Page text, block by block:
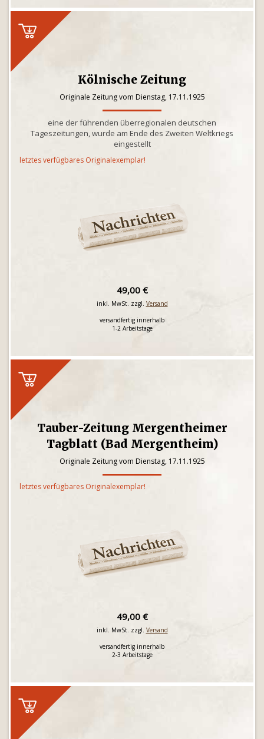
Kölnische Zeitung
Originale Zeitung vom Dienstag, 17.11.1925
eine der führenden überregionalen deutschen
Tageszeitungen, wurde am Ende des Zweiten Weltkriegs
eingestellt
letztes verfügbares Originalexemplar!
49,00 €
inkl. MwSt. zzgl. Versand
versandfertig innerhalb
1-2 Arbeitstage
Tauber-Zeitung Mergentheimer
Tagblatt (Bad Mergentheim)
Originale Zeitung vom Dienstag, 17.11.1925
letztes verfügbares Originalexemplar!
49,00 €
inkl. MwSt. zzgl. Versand
versandfertig innerhalb
2-3 Arbeitstage